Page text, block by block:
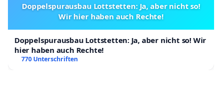
Doppelspurausbau Lottstetten: Ja, aber nicht so!
Wir hier haben auch Rechte!
Doppelspurausbau Lottstetten: Ja, aber nicht so! Wir
hier haben auch Rechte!
770 Unterschriften